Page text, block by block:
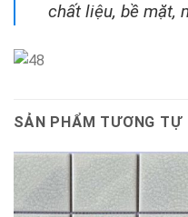
chất liệu, bề mặt,
SẢN PHẨM TƯƠNG TỰ